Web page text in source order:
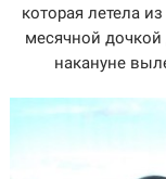
которая летела
месячной
накануне